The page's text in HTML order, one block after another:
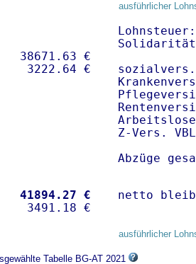
ausführlicher
€
Z-Vers.
Abzüge
41894.27 €
netto
ausführlicher
Tabelle BG-AT 2021